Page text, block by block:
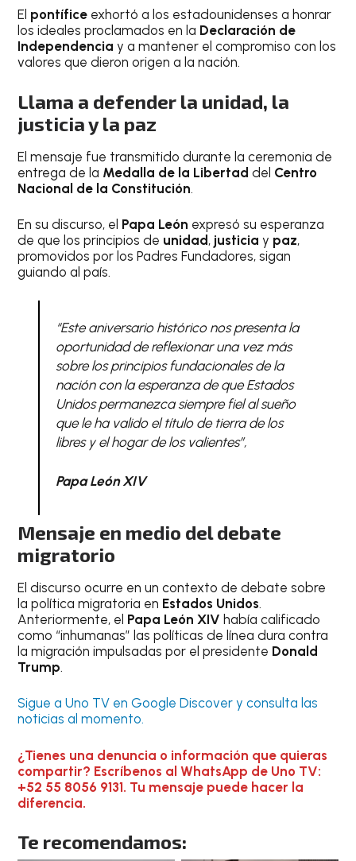
El pontífice exhortó a los estadounidenses a honrar
los ideales proclamados en la Declaración de
Independencia y a mantener el compromiso con los
valores que dieron origen a la nación.
Llama a defender la unidad, la
justicia y la paz
El mensaje fue transmitido durante la ceremonia de
entrega de la Medalla de la Libertad del Centro
Nacional de la Constitución.
En su discurso, el Papa León expresó su esperanza
de que los principios de unidad , justicia y paz,
promovidos por los Padres Fundadores, sigan
guiando al país.
“Este aniversario histórico nos presenta la
oportunidad de reflexionar una vez más
sobre los principios fundacionales de la
nación con la esperanza de que Estados
Unidos permanezca siempre fiel al sueño
que le ha valido el título de tierra de los
libres y el hogar de los valientes”,
Papa León XIV
Mensaje en medio del debate
migratorio
El discurso ocurre en un contexto de debate sobre
la política migratoria en Estados Unidos.
Anteriormente, el Papa León XIV había calificado
como “inhumanas” las políticas de línea dura contra
la migración impulsadas por el presidente Donald
Trump.
Sigue a Uno TV en Google Discover y consulta las
noticias al momento.
¿Tienes una denuncia o información que quieras
compartir? Escríbenos al WhatsApp de Uno TV:
+52 55 8056 9131. Tu mensaje puede hacer la
diferencia.
Te recomendamos: